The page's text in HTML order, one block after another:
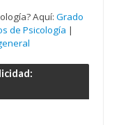
Aquí: Grado
de Psicología |